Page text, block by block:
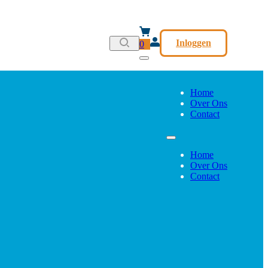
0 Inloggen
Home
Over Ons
Contact
Home
Over Ons
Contact